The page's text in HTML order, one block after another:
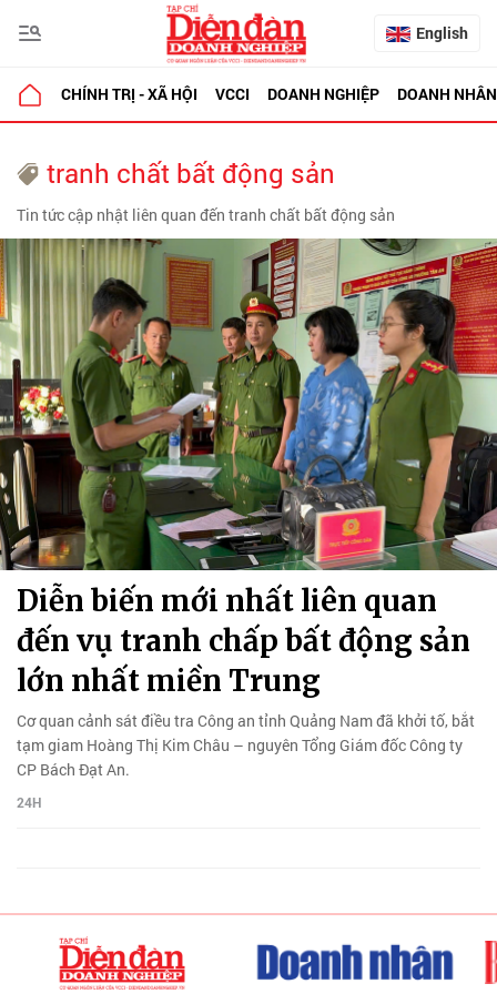
English
CHÍNH TRỊ - XÃ HỘI VCCI DOANH NGHIỆP DOANH NHÂN
tranh chất bất động sản
Tin tức cập nhật liên quan đến tranh chất bất động sản
Diễn biến mới nhất liên quan
đến vụ tranh chấp bất động sản
lớn nhất miền Trung
Cơ quan cảnh sát điều tra Công an tỉnh Quảng Nam đã khởi tố, bắt
tạm giam Hoàng Thị Kim Châu – nguyên Tổng Giám đốc Công ty
CP Bách Đạt An.
24H